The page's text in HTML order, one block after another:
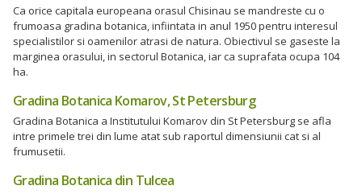
Ca orice capitala europeana orasul Chisinau se mandreste cu o
frumoasa gradina botanica, infiintata in anul 1950 pentru interesul
specialistilor si oamenilor atrasi de natura. Obiectivul se gaseste la
marginea orasului, in sectorul Botanica, iar ca suprafata ocupa 104
ha.
Gradina Botanica Komarov, St Petersburg
Gradina Botanica a Institutului Komarov din St Petersburg se afla
intre primele trei din lume atat sub raportul dimensiunii cat si al
frumusetii.
Gradina Botanica din Tulcea